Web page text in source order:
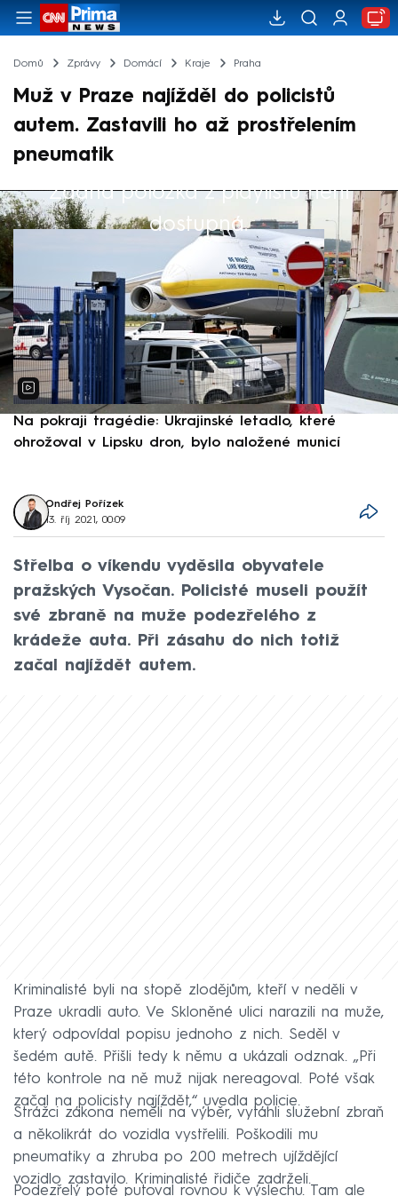
Domů Zprávy Domácí Kraje Praha
Muž v Praze najížděl do policistů
autem. Zastavili ho až prostřelením
pneumatik
Žádná položka z playlistu není
dostupná.
Výběr redakce
Na pokraji tragédie: Ukrajinské letadlo, které
ohrožoval v Lipsku dron, bylo naložené municí
Ondřej Pořízek
13. říj 2021, 00:09
Střelba o víkendu vyděsila obyvatele
pražských Vysočan. Policisté museli použít
své zbraně na muže podezřelého z
krádeže auta. Při zásahu do nich totiž
začal najíždět autem.
Kriminalisté byli na stopě zlodějům, kteří v neděli v
Praze ukradli auto. Ve Skloněné ulici narazili na muže,
který odpovídal popisu jednoho z nich. Seděl v
šedém autě. Přišli tedy k němu a ukázali odznak. „Při
této kontrole na ně muž nijak nereagoval. Poté však
začal na policisty najíždět,“ uvedla policie.
Strážci zákona neměli na výběr, vytáhli služební zbraň
a několikrát do vozidla vystřelili. Poškodili mu
pneumatiky a zhruba po 200 metrech ujíždějící
vozidlo zastavilo. Kriminalisté řidiče zadrželi.
Podezřelý poté putoval rovnou k výslechu. Tam ale